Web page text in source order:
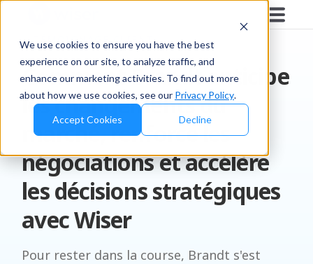
We use cookies to ensure you have the best
experience on our site, to analyze traffic, and
enhance our marketing activities. To find out more
about how we use cookies, see our Privacy Policy.
Accept Cookies Decline
TÉMOIGNAGE CLIENT
Comment Brandt anticipe
les changements du
marché, renforce les
négociations et accélère
les décisions stratégiques
avec Wiser
Pour rester dans la course, Brandt s'est